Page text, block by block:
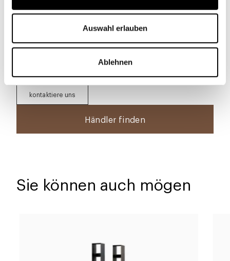
Auswahl erlauben
Ablehnen
herunterzuladenHerunterladen
technische Datenblatt herunterladen
kontaktiere uns
Händler finden
Sie können auch mögen